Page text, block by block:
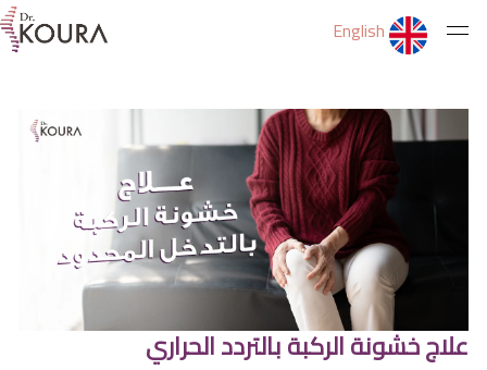
English
الرئيسية
عن الدكتور
الخدمات
ثقف نفسك
علاج خشونة الركبة بالتردد الحراري